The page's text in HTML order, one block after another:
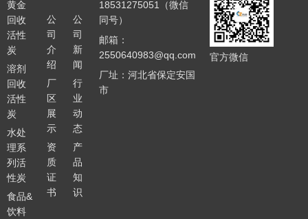
黄金
回收
活性
炭
溶剂
回收
活性
炭
水处
理系
列活
性炭
食品&
饮料
公
司
介
绍
厂
区
展
示
资
质
证
书
公
司
新
闻
行
业
动
态
产
品
知
识
18531275051（微信
同号）
邮箱：
2550640983@qq.com
厂址：河北省保定安国
市
官方微信